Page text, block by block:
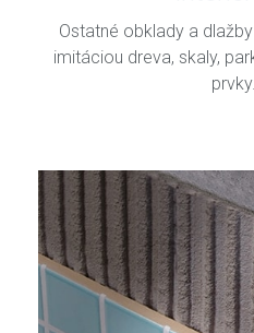
Ostatné obklady a
imitáciou dreva, skaly,
prvky.